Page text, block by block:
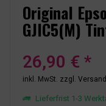
Original
GJIC5(M)
26,90 € *
inkl. MwSt. zzgl.
Lieferfrist 1-3